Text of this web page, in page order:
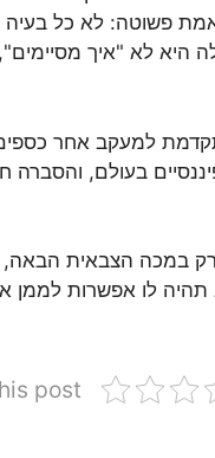
באמת פשוטה: לא כל
היא לא "איך
למעקב אחר
בעולם, והסברה
במכה הצבאית
לו אפשרות לממן
post